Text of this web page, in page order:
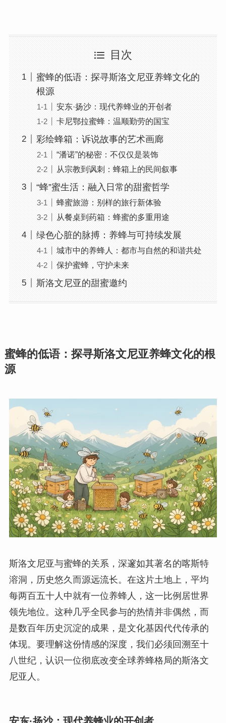
目次
蜜蜂的低语：探寻斯洛文尼亚养蜂文化的
根源
安东·扬沙：现代养蜂业的开创者
卡尼鄂拉蜜蜂：温顺勤劳的国宝
彩绘蜂箱：诉说故事的艺术画廊
“潘诺”的秘密：不仅仅是装饰
从宗教到讽刺：蜂箱上的民间叙事
“蜂”蜜生活：融入日常的甜蜜哲学
蜂蜜旅游：别样的旅行新体验
从餐桌到药箱：蜂蜜的多重用途
绿色心脏的脉搏：养蜂与可持续发展
城市中的养蜂人：都市与自然的和谐共处
保护蜜蜂，守护未来
斯洛文尼亚的甜蜜邀约
蜜蜂的低语：探寻斯洛文尼亚养蜂文化的根
源
斯洛文尼亚与蜜蜂的关系，深邃如其著名的喀斯特
溶洞，历史悠久而源远流长。在这片土地上，平均
每两百五十人中就有一位养蜂人，这一比例居世界
领先地位。这种几乎全民参与的热情并非偶然，而
是数百年历史沉淀的成果，是文化基因代代传承的
体现。要理解这份情感的深度，我们必须回溯至十
八世纪，认识一位彻底改变全球养蜂格局的斯洛文
尼亚人。